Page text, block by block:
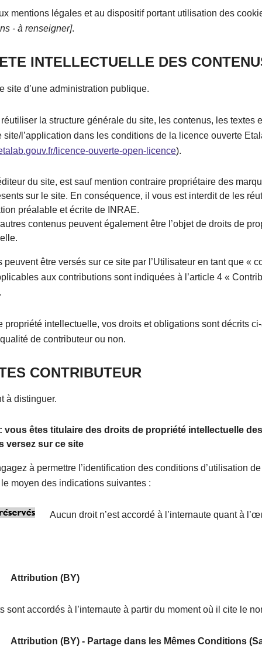
mentions légales et au dispositif portant utilisation des
- à renseigner].
INTELLECTUELLE DES
site d’une administration publique.
la structure générale du site, les contenus, les textes
site/l’application dans les conditions de la licence ouverte
licence-ouverte-open-licence).
du site, est sauf mention contraire propriétaire des
sur le site. En conséquence, il vous est interdit de les
préalable et écrite de INRAE.
contenus peuvent également être l’objet de droits de
peuvent être versés sur ce site par l’Utilisateur en tant que «
aux contributions sont indiquées à l’article 4 «
propriété intellectuelle, vos droits et obligations sont décrits
de contributeur ou non.
CONTRIBUTEUR
à distinguer.
: vous êtes titulaire des droits de propriété intellectuelle
versez sur ce site
à permettre l’identification des conditions d’utilisation
moyen des indications suivantes :
Aucun droit n’est accordé à l’internaute quant à
Attribution (BY)
sont accordés à l’internaute à partir du moment où il cite le
Attribution (BY) - Partage dans les Mêmes Conditions